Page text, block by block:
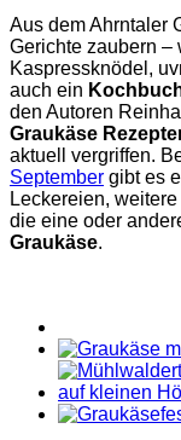
Aus dem Ahrntaler
Gerichte zaubern –
Kaspressknödel,
auch ein
den Autoren
Graukäse
aktuell vergriffen.
September gibt es
Leckereien,
die eine oder
Graukäse.